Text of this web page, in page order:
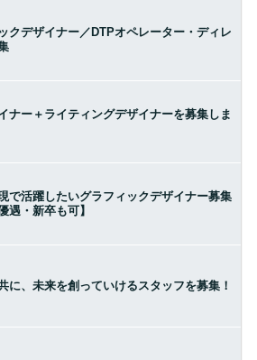
クデザイナー／DTPオペレーター・ディレ
ナー＋ライティングデザイナーを募集しま
で活躍したいグラフィックデザイナー募集
遇・新卒も可】
に、未来を創っていけるスタッフを募集！